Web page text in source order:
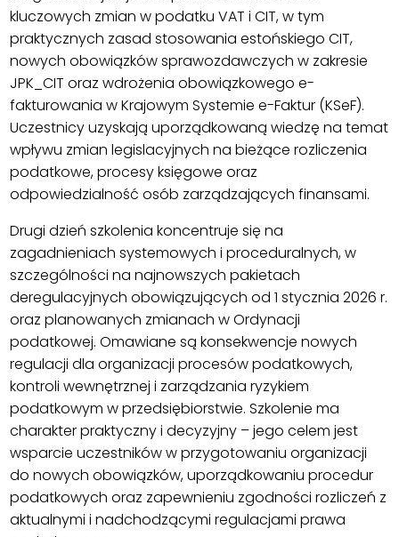
kluczowych zmian w podatku VAT i CIT, w tym
praktycznych zasad stosowania estońskiego CIT,
nowych obowiązków sprawozdawczych w zakresie
JPK_CIT oraz wdrożenia obowiązkowego e-
fakturowania w Krajowym Systemie e-Faktur (KSeF).
Uczestnicy uzyskają uporządkowaną wiedzę na temat
wpływu zmian legislacyjnych na bieżące rozliczenia
podatkowe, procesy księgowe oraz
odpowiedzialność osób zarządzających finansami.
Drugi dzień szkolenia koncentruje się na
zagadnieniach systemowych i proceduralnych, w
szczególności na najnowszych pakietach
deregulacyjnych obowiązujących od 1 stycznia 2026 r.
oraz planowanych zmianach w Ordynacji
podatkowej. Omawiane są konsekwencje nowych
regulacji dla organizacji procesów podatkowych,
kontroli wewnętrznej i zarządzania ryzykiem
podatkowym w przedsiębiorstwie. Szkolenie ma
charakter praktyczny i decyzyjny – jego celem jest
wsparcie uczestników w przygotowaniu organizacji
do nowych obowiązków, uporządkowaniu procedur
podatkowych oraz zapewnieniu zgodności rozliczeń z
aktualnymi i nadchodzącymi regulacjami prawa